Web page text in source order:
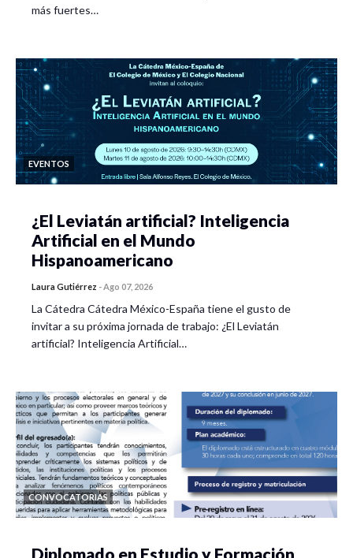
más fuertes…
EVENTOS
¿El Leviatán artificial? Inteligencia
Artificial en el Mundo
Hispanoamericano
Laura Gutiérrez -Ago 07, 2026
La Cátedra Cátedra México-España tiene el gusto de
invitar a su próxima jornada de trabajo: ¿El Leviatán
artificial? Inteligencia Artificial…
CONVOCATORIAS
Diplomado en Estudio y Formación